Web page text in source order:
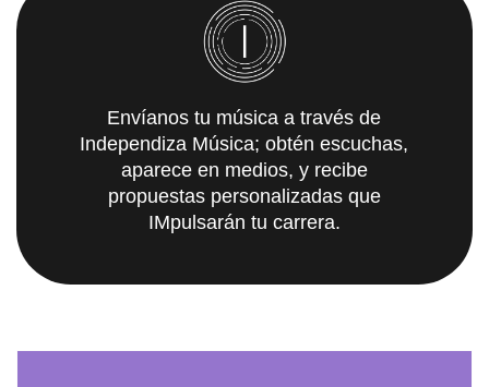
Envíanos tu música a través de
Independiza Música; obtén escuchas,
aparece en medios, y recibe
propuestas personalizadas que
IMpulsarán tu carrera.